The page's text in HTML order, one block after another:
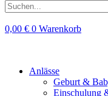
0,00 € 0 Warenkorb
Anlässe
Geburt &
Einschulung